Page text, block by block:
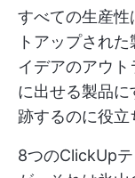
すべての生産性
トアップされ
イデアのアウ
に出せる製品
跡するのに役立
8つのClickUp